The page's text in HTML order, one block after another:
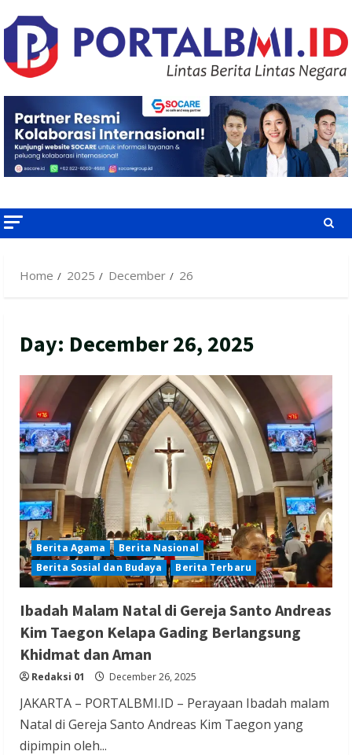
to
content
Home 2025 December 26
Day: December 26, 2025
Berita Agama
Berita Nasional
Berita Sosial dan Budaya
Berita Terbaru
Ibadah Malam Natal di Gereja Santo Andreas
Kim Taegon Kelapa Gading Berlangsung
Khidmat dan Aman
Redaksi 01 December 26, 2025
JAKARTA – PORTALBMI.ID – Perayaan Ibadah malam
Natal di Gereja Santo Andreas Kim Taegon yang
dipimpin oleh...